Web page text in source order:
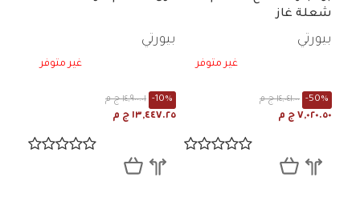
شعلة غاز
بيورتي
غير متوفر
١٤,٠٤١.٠٠ ج م -50%
٧,٠٢٠.٥٠ ج م
بيورتي
غير متوفر
١٤,٩٠٠.٠١ ج م -10%
١٣,٤٤٧.٢٥ ج م